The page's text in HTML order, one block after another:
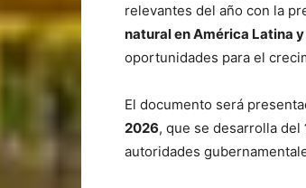
relevantes del año con la
natural en América Latina y
oportunidades para el
El documento será
2026, que se desarrolla del
autoridades